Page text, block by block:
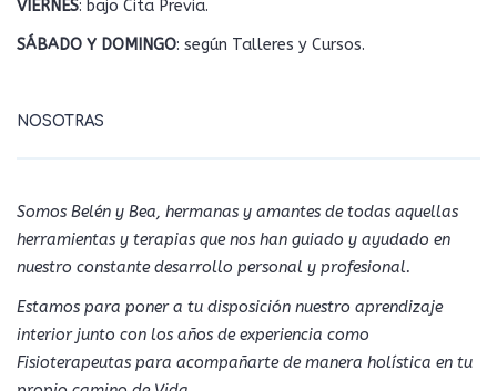
VIERNES: bajo Cita Previa.
SÁBADO Y DOMINGO: según Talleres y Cursos.
NOSOTRAS
Somos Belén y Bea, hermanas y amantes de todas aquellas
herramientas y terapias que nos han guiado y ayudado en
nuestro constante desarrollo personal y profesional.
Estamos para poner a tu disposición nuestro aprendizaje
interior junto con los años de experiencia como
Fisioterapeutas para acompañarte de manera holística en tu